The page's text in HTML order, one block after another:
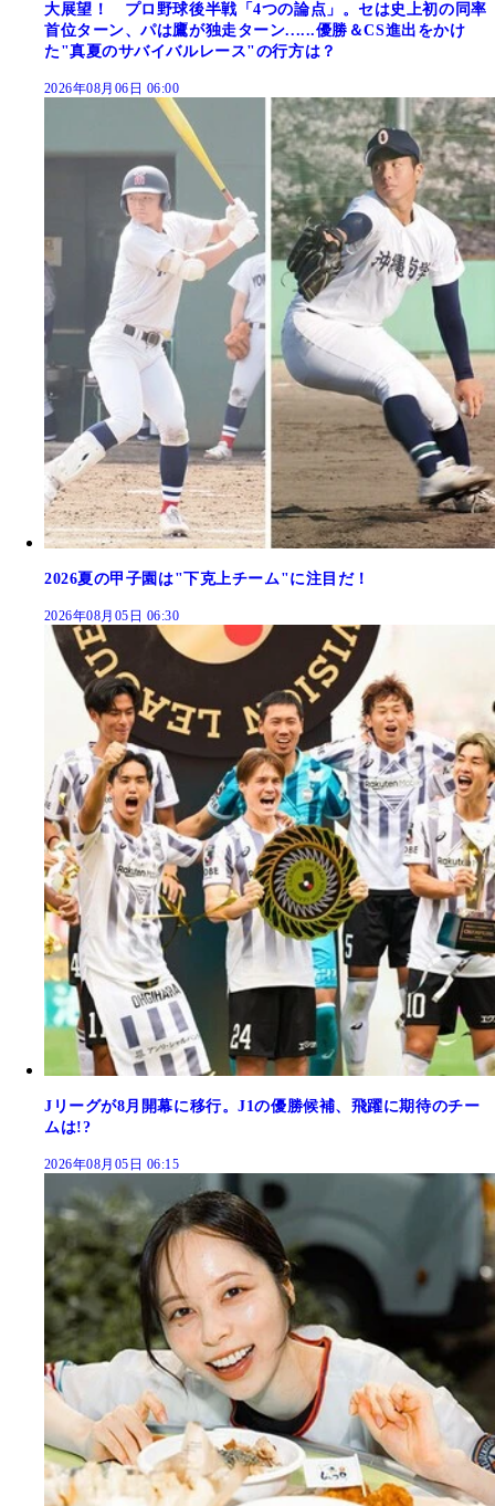
大展望！ プロ野球後半戦「4つの論点」。セは史上初の同率
首位ターン、パは鷹が独走ターン......優勝＆CS進出をかけ
た"真夏のサバイバルレース"の行方は？
2026年08月06日 06:00
2026夏の甲子園は"下克上チーム"に注目だ！
2026年08月05日 06:30
Jリーグが8月開幕に移行。J1の優勝候補、飛躍に期待のチー
ムは!?
2026年08月05日 06:15